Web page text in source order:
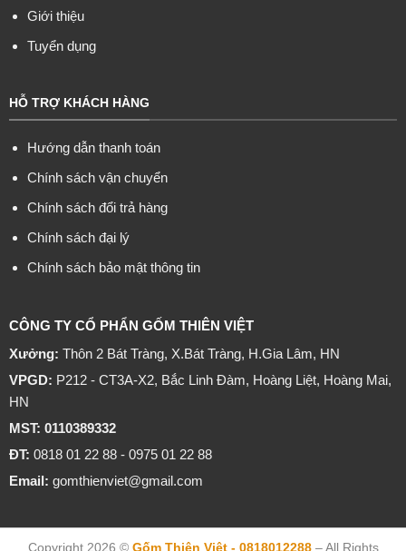
Giới thiệu
Tuyển dụng
HỖ TRỢ KHÁCH HÀNG
Hướng dẫn thanh toán
Chính sách vận chuyển
Chính sách đổi trả hàng
Chính sách đại lý
Chính sách bảo mật thông tin
CÔNG TY CỔ PHẨN GỐM THIÊN VIỆT
Xưởng: Thôn 2 Bát Tràng, X.Bát Tràng, H.Gia Lâm, HN
VPGD: P212 - CT3A-X2, Bắc Linh Đàm, Hoàng Liệt, Hoàng Mai,
HN
MST: 0110389332
ĐT: 0818 01 22 88 - 0975 01 22 88
Email: gomthienviet@gmail.com
Copyright 2026 © Gốm Thiên Việt - 0818012288– All Rights